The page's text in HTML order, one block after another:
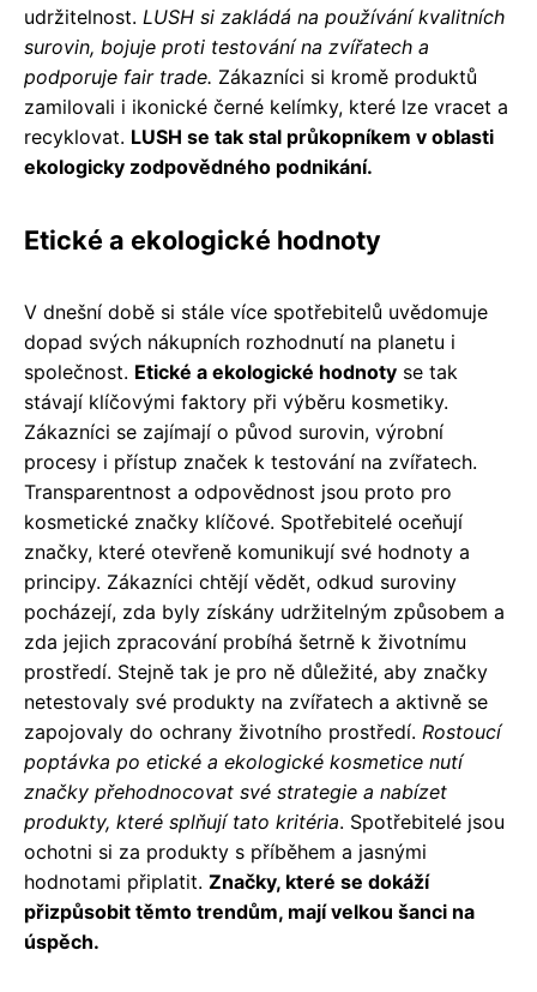
udržitelnost. LUSH si zakládá na používání kvalitních
surovin, bojuje proti testování na zvířatech a
podporuje fair trade. Zákazníci si kromě produktů
zamilovali i ikonické černé kelímky, které lze vracet a
recyklovat. LUSH se tak stal průkopníkem v oblasti
ekologicky zodpovědného podnikání.
Etické a ekologické hodnoty
V dnešní době si stále více spotřebitelů uvědomuje
dopad svých nákupních rozhodnutí na planetu i
společnost. Etické a ekologické hodnoty se tak
stávají klíčovými faktory při výběru kosmetiky.
Zákazníci se zajímají o původ surovin, výrobní
procesy i přístup značek k testování na zvířatech.
Transparentnost a odpovědnost jsou proto pro
kosmetické značky klíčové. Spotřebitelé oceňují
značky, které otevřeně komunikují své hodnoty a
principy. Zákazníci chtějí vědět, odkud suroviny
pocházejí, zda byly získány udržitelným způsobem a
zda jejich zpracování probíhá šetrně k životnímu
prostředí. Stejně tak je pro ně důležité, aby značky
netestovaly své produkty na zvířatech a aktivně se
zapojovaly do ochrany životního prostředí. Rostoucí
poptávka po etické a ekologické kosmetice nutí
značky přehodnocovat své strategie a nabízet
produkty, které splňují tato kritéria. Spotřebitelé jsou
ochotni si za produkty s příběhem a jasnými
hodnotami připlatit. Značky, které se dokáží
přizpůsobit těmto trendům, mají velkou šanci na
úspěch.